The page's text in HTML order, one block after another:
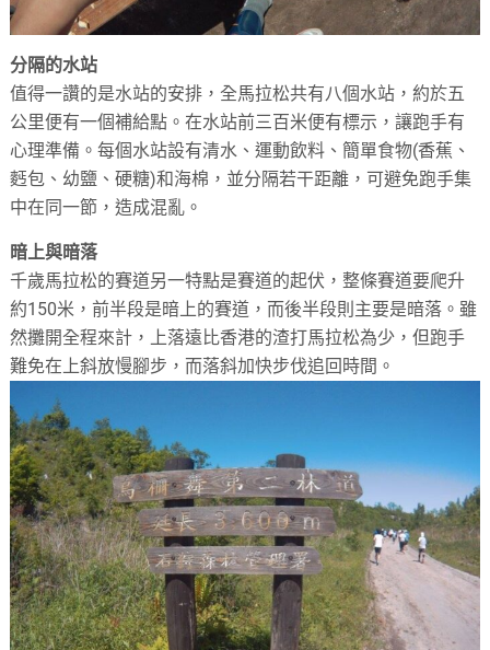
分隔的水站
值得一讚的是水站的安排，全馬拉松共有八個水站，約於五
公里便有一個補給點。在水站前三百米便有標示，讓跑手有
心理準備。每個水站設有清水、運動飲料、簡單食物(香蕉、
麫包、幼鹽、硬糖)和海棉，並分隔若干距離，可避免跑手集
中在同一節，造成混亂。
暗上與暗落
千歲馬拉松的賽道另一特點是賽道的起伏，整條賽道要爬升
約150米，前半段是暗上的賽道，而後半段則主要是暗落。雖
然攤開全程來計，上落遠比香港的渣打馬拉松為少，但跑手
難免在上斜放慢腳步，而落斜加快步伐追回時間。